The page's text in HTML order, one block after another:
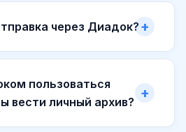
через Диадок?
пользоваться
вести личный архив?